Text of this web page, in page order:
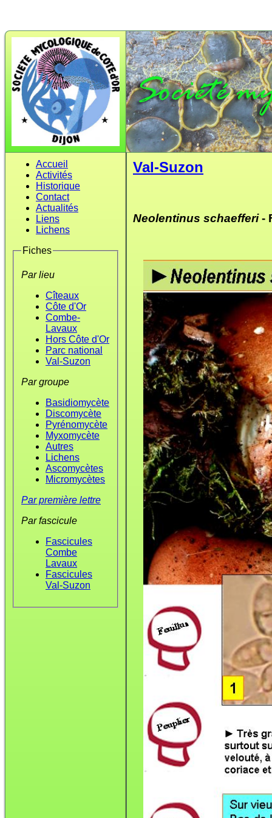
Accueil
Activités
Historique
Contact
Actualités
Liens
Lichens
Fiches
Par lieu
Cîteaux
Côte d'Or
Combe-
Lavaux
Hors Côte d'Or
Parc national
Val-Suzon
Par groupe
Basidiomycète
Discomycète
Pyrénomycète
Myxomycète
Autres
Lichens
Ascomycètes
Micromycètes
Par première lettre
Par fascicule
Fascicules
Combe
Lavaux
Fascicules
Val-Suzon
Val-Suzon
Neolentinus schaefferi -